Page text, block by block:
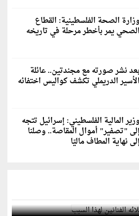
وزارة الصحة الفلسطينية: القطاع
الصحي يمر بأخطر مرحلة في تاريخه
نشر صورته مع مجندتين.. عائلة
الأسير الدريملي تكشف كواليس اختفائه
وزير المالية الفلسطيني: إسرائيل تتجه
"تصفير" أموال المقاصة.. وصلنا
نهاية المطاف ماليًا
الفنانين لهذا السبب